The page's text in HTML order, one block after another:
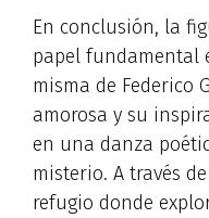
En conclusión, la
papel fundamental
misma de Federico
amorosa y su
en una danza
misterio. A través de
refugio donde